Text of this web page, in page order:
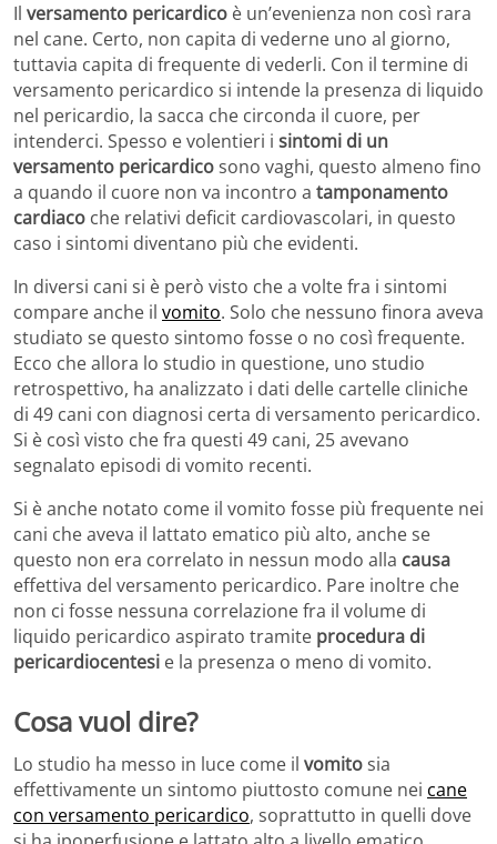
Il versamento pericardico è un’evenienza non così rara
nel cane. Certo, non capita di vederne uno al giorno,
tuttavia capita di frequente di vederli. Con il termine di
versamento pericardico si intende la presenza di liquido
nel pericardio, la sacca che circonda il cuore, per
intenderci. Spesso e volentieri i sintomi di un
versamento pericardicosono vaghi, questo almeno fino
a quando il cuore non va incontro a tamponamento
cardiaco che relativi deficit cardiovascolari, in questo
caso i sintomi diventano più che evidenti.
In diversi cani si è però visto che a volte fra i sintomi
compare anche il vomito. Solo che nessuno finora aveva
studiato se questo sintomo fosse o no così frequente.
Ecco che allora lo studio in questione, uno studio
retrospettivo, ha analizzato i dati delle cartelle cliniche
di 49 cani con diagnosi certa di versamento pericardico.
Si è così visto che fra questi 49 cani, 25 avevano
segnalato episodi di vomito recenti.
Si è anche notato come il vomito fosse più frequente nei
cani che aveva il lattato ematico più alto, anche se
questo non era correlato in nessun modo alla causa
effettiva del versamento pericardico. Pare inoltre che
non ci fosse nessuna correlazione fra il volume di
liquido pericardico aspirato tramite procedura di
pericardiocentesi e la presenza o meno di vomito.
Cosa vuol dire?
Lo studio ha messo in luce come il vomitosia
effettivamente un sintomo piuttosto comune nei cane
con versamento pericardico, soprattutto in quelli dove